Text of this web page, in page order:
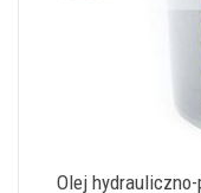
Olej hydrauliczno-